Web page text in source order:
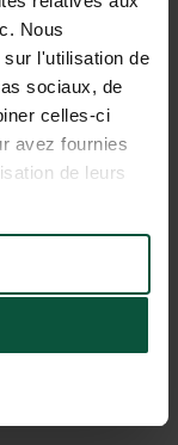
Nous
l'utilisation de
sociaux, de
celles-ci
avez fournies
de leurs